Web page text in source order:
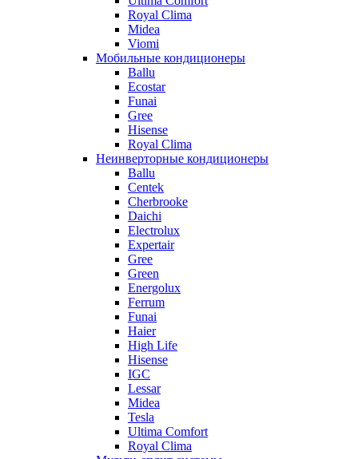
Royal Clima
Midea
Viomi
Мобильные кондиционеры
Ballu
Ecostar
Funai
Gree
Hisense
Royal Clima
Неинверторные кондиционеры
Ballu
Centek
Cherbrooke
Daichi
Electrolux
Expertair
Gree
Green
Energolux
Ferrum
Funai
Haier
High Life
Hisense
IGC
Lessar
Midea
Tesla
Ultima Comfort
Royal Clima